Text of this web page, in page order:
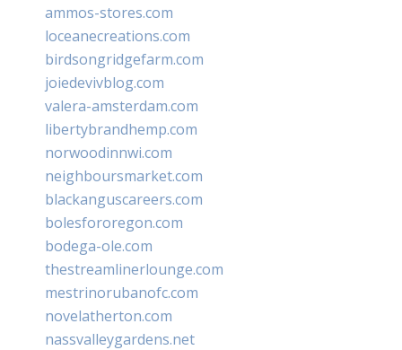
ammos-stores.com
loceanecreations.com
birdsongridgefarm.com
joiedevivblog.com
valera-amsterdam.com
libertybrandhemp.com
norwoodinnwi.com
neighboursmarket.com
blackanguscareers.com
bolesfororegon.com
bodega-ole.com
thestreamlinerlounge.com
mestrinorubanofc.com
novelatherton.com
nassvalleygardens.net